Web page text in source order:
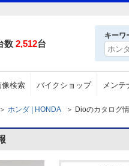
数 2,512台
キーワ
像検索 バイクショップ メンテ
＞ ホンダ | HONDA ＞ Dioのカタログ